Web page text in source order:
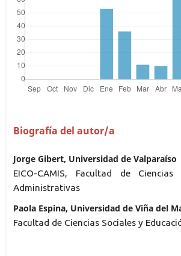
Biografía del autor/a
Jorge Gibert, Universidad de Valparaíso
EICO-CAMIS, Facultad de Ciencias
Administrativas
Paola Espina, Universidad de Viña del
Facultad de Ciencias Sociales y